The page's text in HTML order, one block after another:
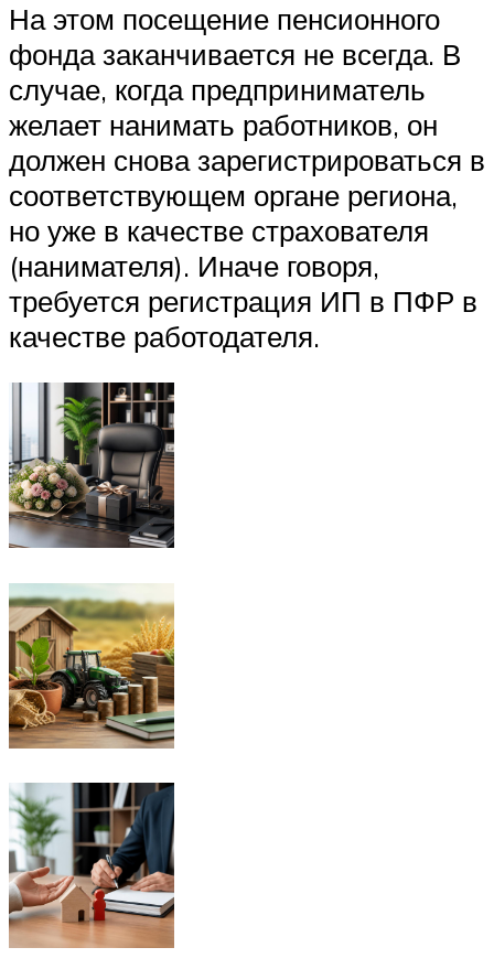
На этом посещение пенсионного
фонда заканчивается не всегда. В
случае, когда предприниматель
желает нанимать работников, он
должен снова зарегистрироваться в
соответствующем органе региона,
но уже в качестве страхователя
(нанимателя). Иначе говоря,
требуется регистрация ИП в ПФР в
качестве работодателя.